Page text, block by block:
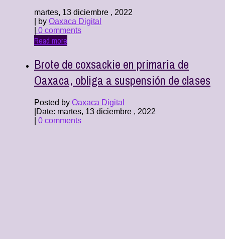
martes, 13 diciembre , 2022
| by Oaxaca Digital
0 comments
Read more
Brote de coxsackie en primaria de
Oaxaca, obliga a suspensión de clases
Posted by Oaxaca Digital
Date: martes, 13 diciembre , 2022
0 comments